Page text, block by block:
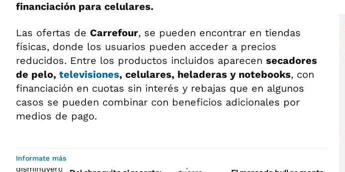
financiación para celulares.
Las ofertas de Carrefour, se pueden encontrar en tiendas
físicas, donde los usuarios pueden acceder a precios
reducidos. Entre los productos incluidos aparecen secadores
de pelo, televisiones, celulares, heladeras y notebooks, con
financiación en cuotas sin interés y rebajas que en algunos
casos se pueden combinar con beneficios adicionales por
medios de pago.
Informate más